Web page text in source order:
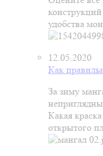
удобства
12.05.2020
Как
За зиму
Какая
открытого